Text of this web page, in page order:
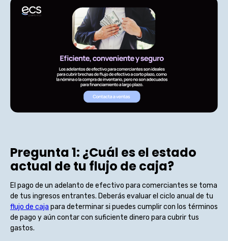
Pregunta 1: ¿Cuál es el estado
actual de tu flujo de caja?
El pago de un adelanto de efectivo para comerciantes se toma
de tus ingresos entrantes. Deberás evaluar el ciclo anual de tu
flujo de caja para determinar si puedes cumplir con los términos
de pago y aún contar con suficiente dinero para cubrir tus
gastos.